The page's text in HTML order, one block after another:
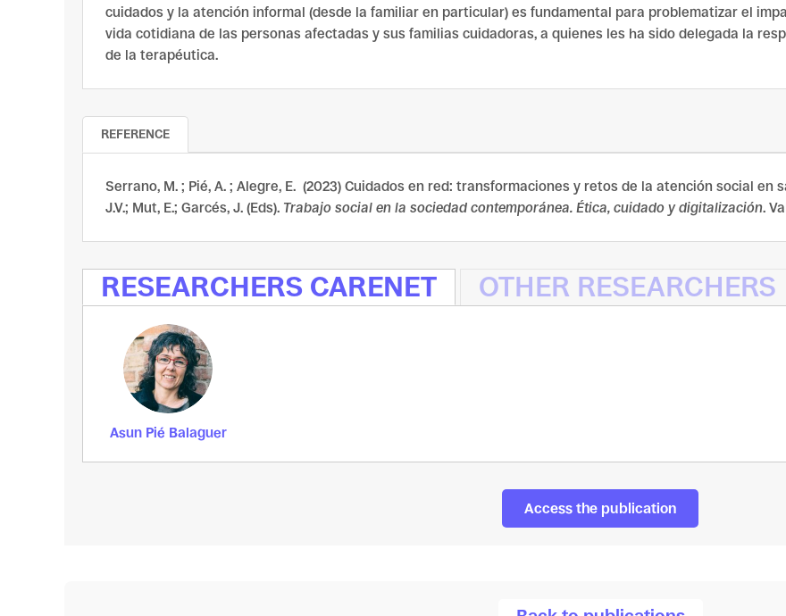
cuidados y la atención informal (desde la familiar en particular) es fundamental para problematizar el
vida cotidiana de las personas afectadas y sus familias cuidadoras, a quienes les ha sido delegada la
de la terapéutica.
REFERENCE
Serrano, M. ; Pié, A. ; Alegre, E. (2023) Cuidados en red: transformaciones y retos de la atención social en
J.V.; Mut, E.; Garcés, J. (Eds). Trabajo social en la sociedad contemporánea. Ética, cuidado y digitalización.
RESEARCHERS CARENET OTHER RESEARCHERS
Asun Pié Balaguer
Access the publication